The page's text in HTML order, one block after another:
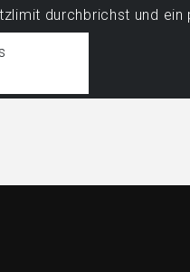
durchbrichst und ein